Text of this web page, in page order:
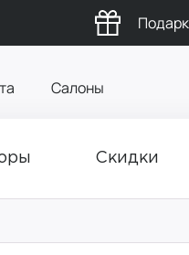
Салоны
Скидки